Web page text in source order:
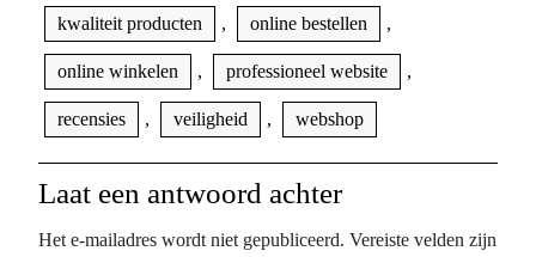
kwaliteit producten , online bestellen ,
online winkelen , professioneel website ,
recensies , veiligheid , webshop
Laat een antwoord achter
Het e-mailadres wordt niet gepubliceerd. Vereiste velden zijn